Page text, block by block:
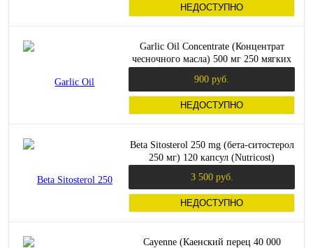
НЕДОСТУПНО
Garlic Oil Concentrate (Концентрат
чесночного масла) 500 мг 250 мягких
900 руб.
НЕДОСТУПНО
Beta Sitosterol 250 mg (бета-ситостерол
250 мг) 120 капсул (Nutricost)
3 500 руб.
НЕДОСТУПНО
Cayenne (Каенский перец 40 000